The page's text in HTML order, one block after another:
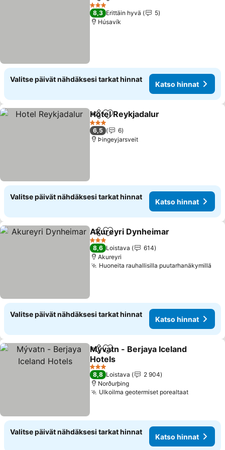
3 Tähtiluokitus
8,3 Erittäin hyvä
5
Húsavík
Valitse päivät nähdäksesi tarkat hinnat
Katso hinnat
Jaa Lisää suosikkeihin
Hotel Reykjadalur
3 Tähtiluokitus
6,5
6
Þingeyjarsveit
Valitse päivät nähdäksesi tarkat hinnat
Katso hinnat
Jaa Lisää suosikkeihin
Akureyri Dynheimar
3 Tähtiluokitus
8,6 Loistava
614
Akureyri
Huoneita rauhallisilla puutarhanäkymillä
Valitse päivät nähdäksesi tarkat hinnat
Katso hinnat
Jaa Lisää suosikkeihin
Mývatn - Berjaya Iceland
Hotels
Katso hinnat
3 Tähtiluokitus
8,8 Loistava
2 904
Norðurþing
Ulkoilma geotermiset porealtaatKatso
Valitse päivät nähdäksesi tarkat hinnat
Katso hinnat